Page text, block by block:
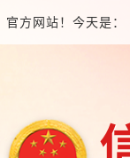
方网站！今天是：